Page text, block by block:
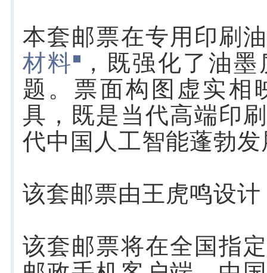
本套邮票在专用印刷
材料 ，既强化了油
题。票面构图虚实相
具，既是当代高端印
代中国人工智能蓬勃
该套邮票由王虎鸣设
该套邮票将在全国指